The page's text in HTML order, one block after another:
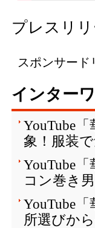
プレスリリ
スポンサード
インター
YouTube
象！服装
YouTube
コン巻き
YouTube
所選びか